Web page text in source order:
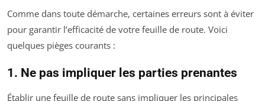
Comme dans toute démarche, certaines erreurs sont à éviter
pour garantir l’efficacité de votre feuille de route. Voici
quelques pièges courants :
1. Ne pas impliquer les parties prenantes
Établir une feuille de route sans impliquer les principales